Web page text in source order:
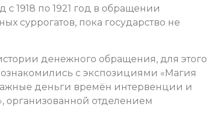
1918 по 1921 год в обращении
суррогатов, пока государство не
денежного обращения, для этого
с экспозициями «Магия
деньги времён интервенции и
организованной отделением